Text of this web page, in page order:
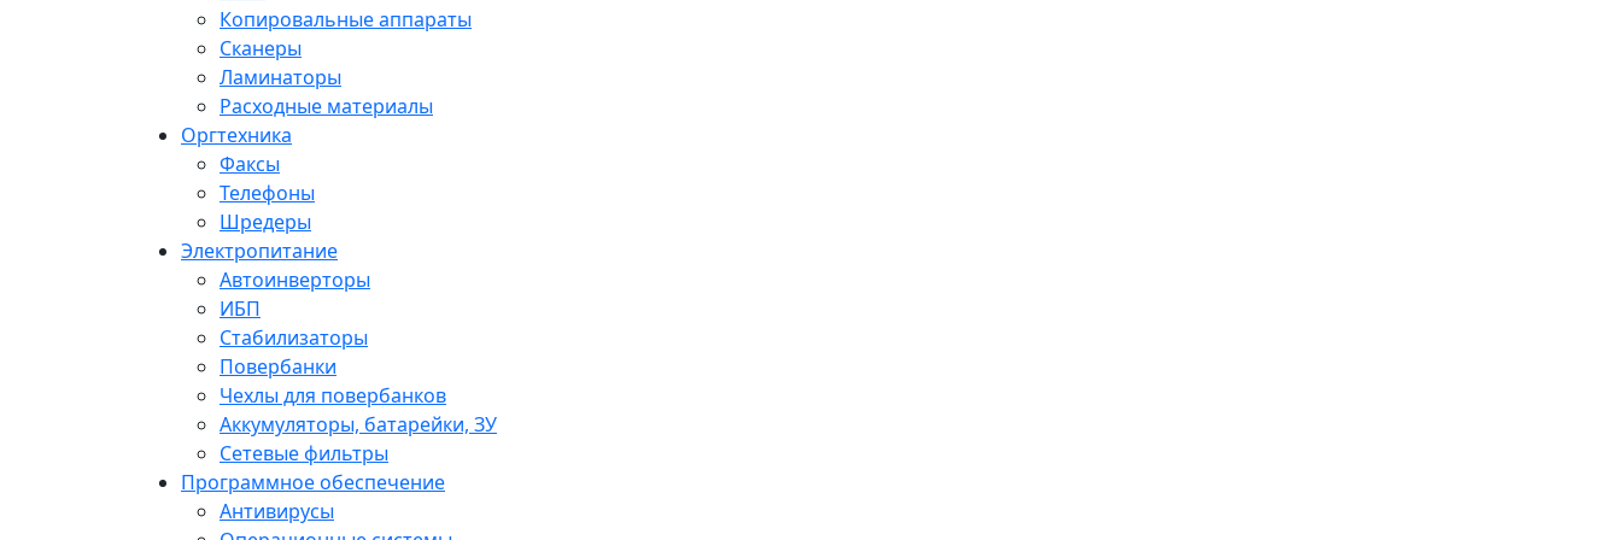
Копировальные аппараты
Сканеры
Ламинаторы
Расходные материалы
Оргтехника
Факсы
Телефоны
Шредеры
Электропитание
Автоинверторы
ИБП
Стабилизаторы
Повербанки
Чехлы для повербанков
Аккумуляторы, батарейки, ЗУ
Сетевые фильтры
Программное обеспечение
Антивирусы